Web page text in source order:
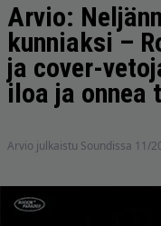
Arvio:
kunniaksi –
ja cover-
iloa ja onnea
Arvio julkaistu Soundissa 11/